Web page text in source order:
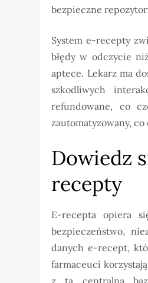
bezpieczne
System e-recepty
błędy w odczycie
aptece. Lekarz ma
szkodliwych
refundowane, co
zautomatyzowany,
Dowiedz
recepty
E-recepta opiera
bezpieczeństwo,
danych e-recept,
farmaceuci